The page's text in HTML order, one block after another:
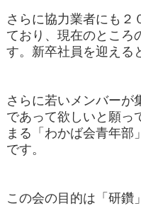
さらに協力業者にも２
ており、現在のところ
す。新卒社員を迎える
さらに若いメンバーが
であって欲しいと願っ
まる「わかば会青年部
です。
この会の目的は「研鑽